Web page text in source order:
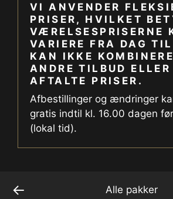
VI ANVENDER
PRISER, HVILKET
VÆRELSESPRISERNE
VARIERE FRA DAG
KAN IKKE
ANDRE TILBUD ELLER
AFTALTE PRISER.
Afbestillinger og ændringer
gratis indtil kl. 16.00 dagen
(lokal tid).
← Alle pakker